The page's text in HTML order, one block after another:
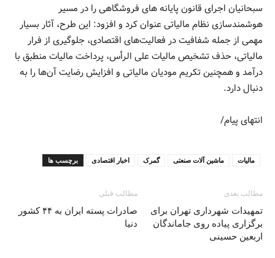
سبحانیان اجرای قانون پایانه های فروشگاهی را در مسیر
هوشمندسازی نظام مالیاتی عنوان کرد و افزود: این طرح، آثار بسیار
مهمی از جمله شفافیت در فعالیت‌های اقتصادی، جلوگیری از فرار
مالیاتی، حذف تشخیص مالیات علی الرأس، پرداخت مالیات منطبق با
درآمد و همچنین تکریم مودیان مالیاتی و افزایش رضایت آن‌ها را به
دنبال دارد.
انتهای پیام/
برچسب ها اخبار اقتصادی گمرک ماشین آلات صنعتی مالیات
مطالب قبلی
صادرات پسته ایران به ۴۴ کشور
دنیا
مطالب بعدی
تمهیدات شهرداری تهران برای
برگزاری پیاده روی جاماندگان
اربعین حسینی